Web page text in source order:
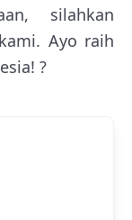
silahkan
Ayo raih
?